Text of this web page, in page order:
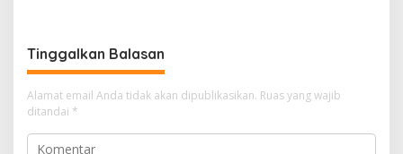
Tinggalkan Balasan
Alamat email Anda tidak akan dipublikasikan. Ruas yang wajib
ditandai *